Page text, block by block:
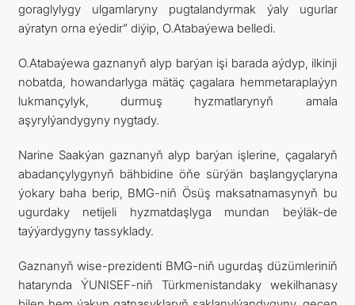
goraglylygy ulgamlaryny pugtalandyrmak ýaly ugurlar
aýratyn orna eýedir” diýip, O.Atabaýewa belledi.
O.Atabaýewa gaznanyň alyp barýan işi barada aýdyp, ilkinji
nobatda, howandarlyga mätäç çagalara hemmetaraplaýyn
lukmançylyk, durmuş hyzmatlarynyň amala
aşyrylýandygyny nygtady.
Narine Saakýan gaznanyň alyp barýan işlerine, çagalaryň
abadançylygynyň bähbidine öňe sürýän başlangyçlaryna
ýokary baha berip, BMG-niň Ösüş maksatnamasynyň bu
ugurdaky netijeli hyzmatdaşlyga mundan beýläk-de
taýýardygyny tassyklady.
Gaznanyň wise-prezidenti BMG-niň ugurdaş düzümleriniň
hatarynda ÝUNISEF-niň Türkmenistandaky wekilhanasy